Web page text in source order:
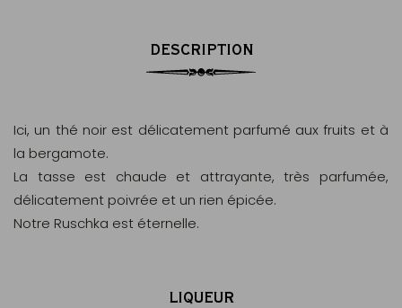
DESCRIPTION
Ici, un thé noir est délicatement parfumé aux fruits et à
la bergamote.
La tasse est chaude et attrayante, très parfumée,
délicatement poivrée et un rien épicée.
Notre Ruschka est éternelle.
LIQUEUR